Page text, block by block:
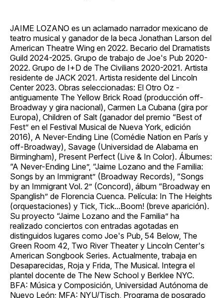
JAIME LOZANO es un aclamado narrador mexicano de
teatro musical y ganador de la beca Jonathan Larson del
American Theatre Wing en 2022. Becario del Dramatists
Guild 2024-2025. Grupo de trabajo de Joe's Pub 2020-
2022. Grupo de I+D de The Civilians 2020-2021. Artista
residente de JACK 2021. Artista residente del Lincoln
Center 2023. Obras seleccionadas: El Otro Oz -
antiguamente The Yellow Brick Road (producción off-
Broadway y gira nacional), Carmen La Cubana (gira por
Europa), Children of Salt (ganador del premio “Best of
Fest” en el Festival Musical de Nueva York, edición
2016), A Never-Ending Line (Comédie Nation en París y
off-Broadway), Savage (Universidad de Alabama en
Birmingham), Present Perfect (Live & In Color). Álbumes:
“A Never-Ending Line”, “Jaime Lozano and the Familia:
Songs by an Immigrant” (Broadway Records), “Songs
by an Immigrant Vol. 2” (Concord), álbum “Broadway en
Spanglish” de Florencia Cuenca. Película: In The Heights
(orquestaciones) y Tick, Tick...Boom! (breve aparición).
Su proyecto “Jaime Lozano and the Familia” ha
realizado conciertos con entradas agotadas en
distinguidos lugares como Joe's Pub, 54 Below, The
Green Room 42, Two River Theater y Lincoln Center's
American Songbook Series. Actualmente, trabaja en
Desaparecidas, Roja y Frida, The Musical. Integra el
plantel docente de The New School y Berklee NYC.
BFA: Música y Composición, Universidad Autónoma de
Nuevo León; MFA: NYU/Tisch, Programa de posgrado